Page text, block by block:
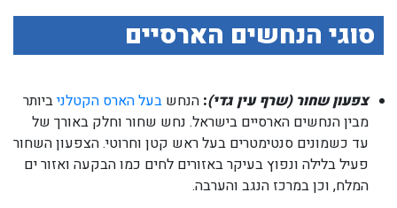
סוגי הנחשים הארסיים
צפעון שחור (שרף עין גדי): הנחש בעל הארס הקטלניביותר
מבין הנחשים הארסיים בישראל. נחש שחור וחלק באורך של
עד כשמונים סנטימטרים בעל ראש קטן וחרוטי. הצפעון השחור
פעיל בלילה ונפוץ בעיקר באזורים לחים כמו הבקעה ואזור ים
המלח, וכן במרכז הנגב והערבה.